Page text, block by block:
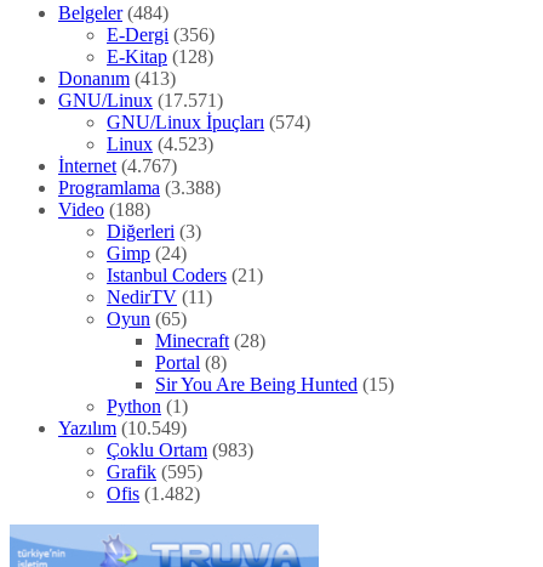
Belgeler(484)
E-Dergi (356)
E-Kitap (128)
Donanım (413)
GNU/Linux (17.571)
GNU/Linux İpuçları (574)
Linux (4.523)
İnternet (4.767)
Programlama (3.388)
Video (188)
Diğerleri (3)
Gimp (24)
Istanbul Coders (21)
NedirTV (11)
Oyun (65)
Minecraft (28)
Portal (8)
Sir You Are Being Hunted (15)
Python (1)
Yazılım (10.549)
Çoklu Ortam (983)
Grafik (595)
Ofis (1.482)